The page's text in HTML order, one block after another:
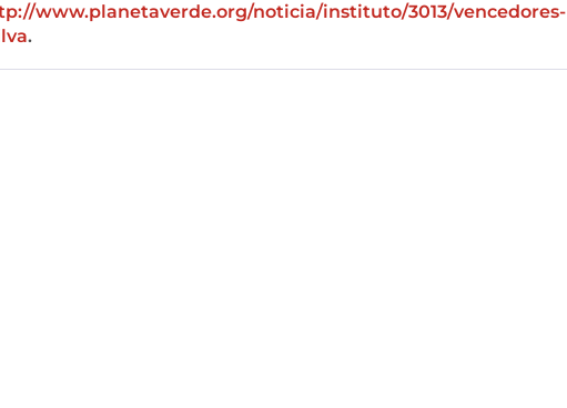
www.planetaverde.org/noticia/instituto/3013/vencedores-
.